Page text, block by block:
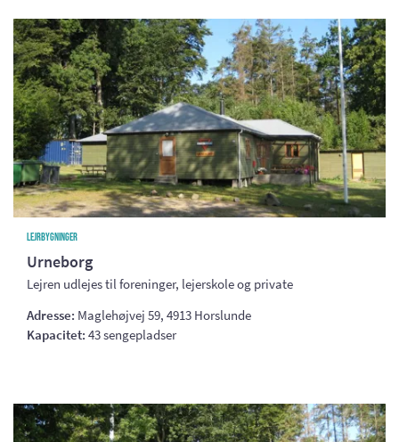
Lejrbygninger
Urneborg
Lejren udlejes til foreninger, lejerskole og private
Adresse: Maglehøjvej 59, 4913 Horslunde
Kapacitet: 43 sengepladser